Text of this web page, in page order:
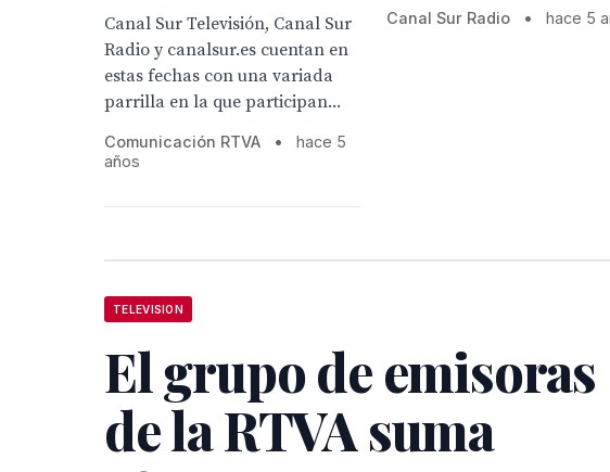
Canal Sur Radio • hace 5
Canal Sur Televisión, Canal Sur
Radio y canalsur.es cuentan en
estas fechas con una variada
parrilla en la que participan...
Comunicación RTVA •
hace 5
años
TELEVISION
El grupo de emisoras
de la RTVA suma